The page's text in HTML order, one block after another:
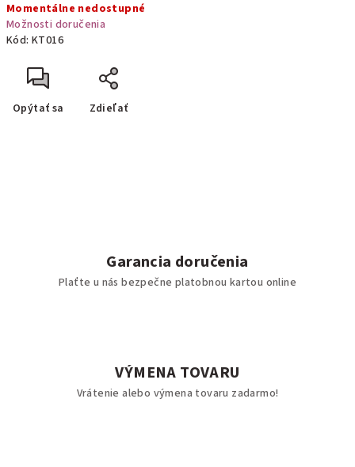
cena:
Momentálne nedostupné
Možnosti doručenia
Kód: KT016
Opýtať sa Zdieľať
Garancia doručenia
Plaťte u nás bezpečne platobnou kartou online
VÝMENA TOVARU
Vrátenie alebo výmena tovaru zadarmo!